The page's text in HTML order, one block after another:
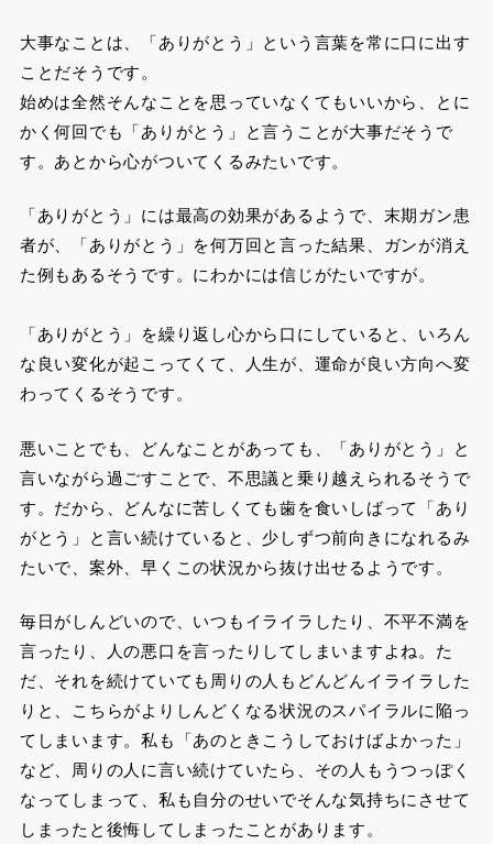
大事なことは、「ありがとう」という言葉を常に口に出す
ことだそうです。
始めは全然そんなことを思っていなくてもいいから、とに
かく何回でも「ありがとう」と言うことが大事だそうで
す。あとから心がついてくるみたいです。
「ありがとう」には最高の効果があるようで、末期ガン患
者が、「ありがとう」を何万回と言った結果、ガンが消え
た例もあるそうです。にわかには信じがたいですが。
「ありがとう」を繰り返し心から口にしていると、いろん
な良い変化が起こってくて、人生が、運命が良い方向へ変
わってくるそうです。
悪いことでも、どんなことがあっても、「ありがとう」と
言いながら過ごすことで、不思議と乗り越えられるそうで
す。だから、どんなに苦しくても歯を食いしばって「あり
がとう」と言い続けていると、少しずつ前向きになれるみ
たいで、案外、早くこの状況から抜け出せるようです。
毎日がしんどいので、いつもイライラしたり、不平不満を
言ったり、人の悪口を言ったりしてしまいますよね。た
だ、それを続けていても周りの人もどんどんイライラした
りと、こちらがよりしんどくなる状況のスパイラルに陥っ
てしまいます。私も「あのときこうしておけばよかった」
など、周りの人に言い続けていたら、その人もうつっぽく
なってしまって、私も自分のせいでそんな気持ちにさせて
しまったと後悔してしまったことがあります。